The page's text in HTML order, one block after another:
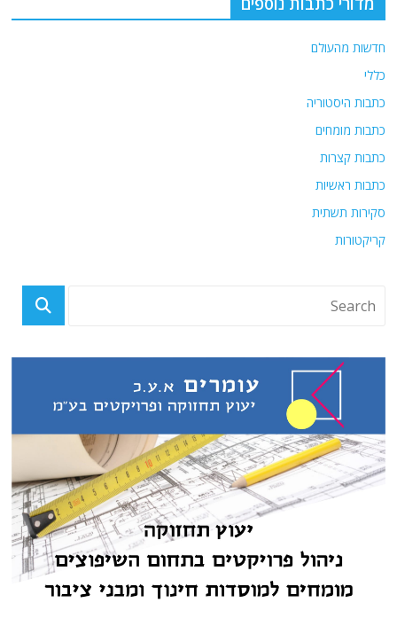
חדשות מהעולם
כללי
כתבות היסטוריה
כתבות מומחים
כתבות קצרות
כתבות ראשיות
סקירות תשתית
קריקטורות